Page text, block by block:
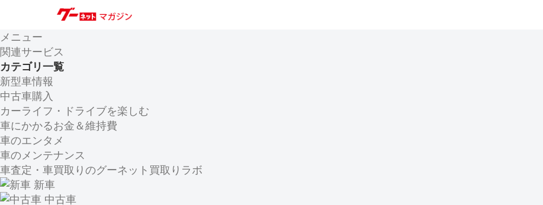
メニュー
関連サービス
カテゴリ一覧
新型車情報
中古車購入
カーライフ・ドライブを楽しむ
車にかかるお金＆維持費
車のエンタメ
車のメンテナンス
車査定・車買取りのグーネット買取りラボ
新車
中古車